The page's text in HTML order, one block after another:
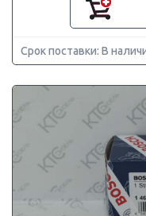
Срок поставки: В